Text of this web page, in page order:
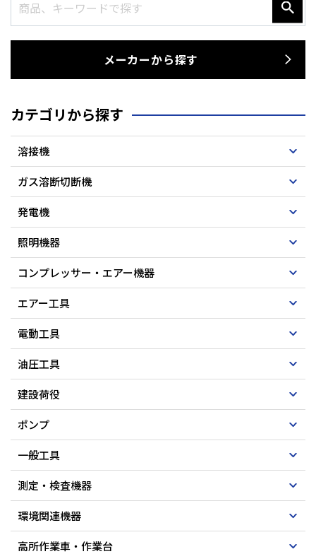
メーカーから探す
カテゴリから探す
溶接機
ガス溶断切断機
発電機
照明機器
コンプレッサー・エアー機器
エアー工具
電動工具
油圧工具
建設荷役
ポンプ
一般工具
測定・検査機器
環境関連機器
高所作業車・作業台